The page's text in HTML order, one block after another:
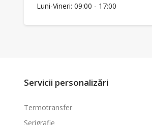
Luni-Vineri: 09:00 - 17:00
Servicii personalizări
Termotransfer
Serigrafie